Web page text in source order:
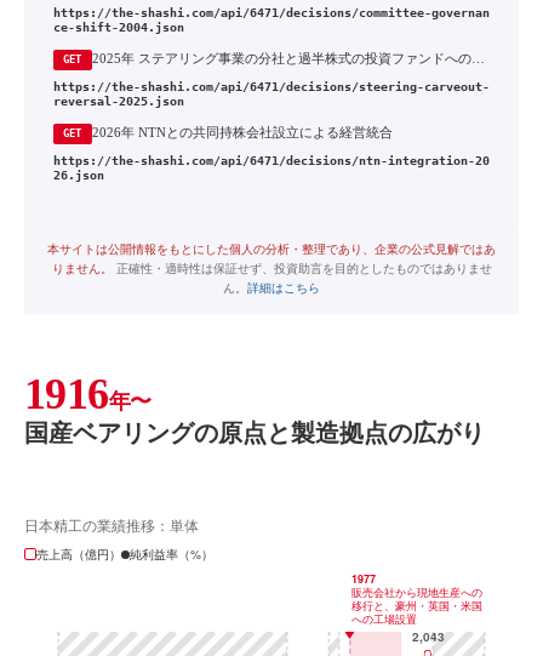
https://the-shashi.com/api/6471/decisions/committee-governan
ce-shift-2004.json
GET 2025年 ステアリング事業の分社と過半株式の投資ファンドへの譲渡、2年後の全株買い戻し
https://the-shashi.com/api/6471/decisions/steering-carveout-
reversal-2025.json
GET 2026年 NTNとの共同持株会社設立による経営統合
https://the-shashi.com/api/6471/decisions/ntn-integration-20
26.json
本サイトは公開情報をもとにした個人の分析・整理であり、企業の公式見解ではあ
りません。
正確性・適時性は保証せず、投資助言を目的としたものではありませ
ん。 詳細はこちら
1916年〜
国産ベアリングの原点と製造拠点の広がり
日本精工の業績推移：単体
売上高（億円）
純利益率（%）